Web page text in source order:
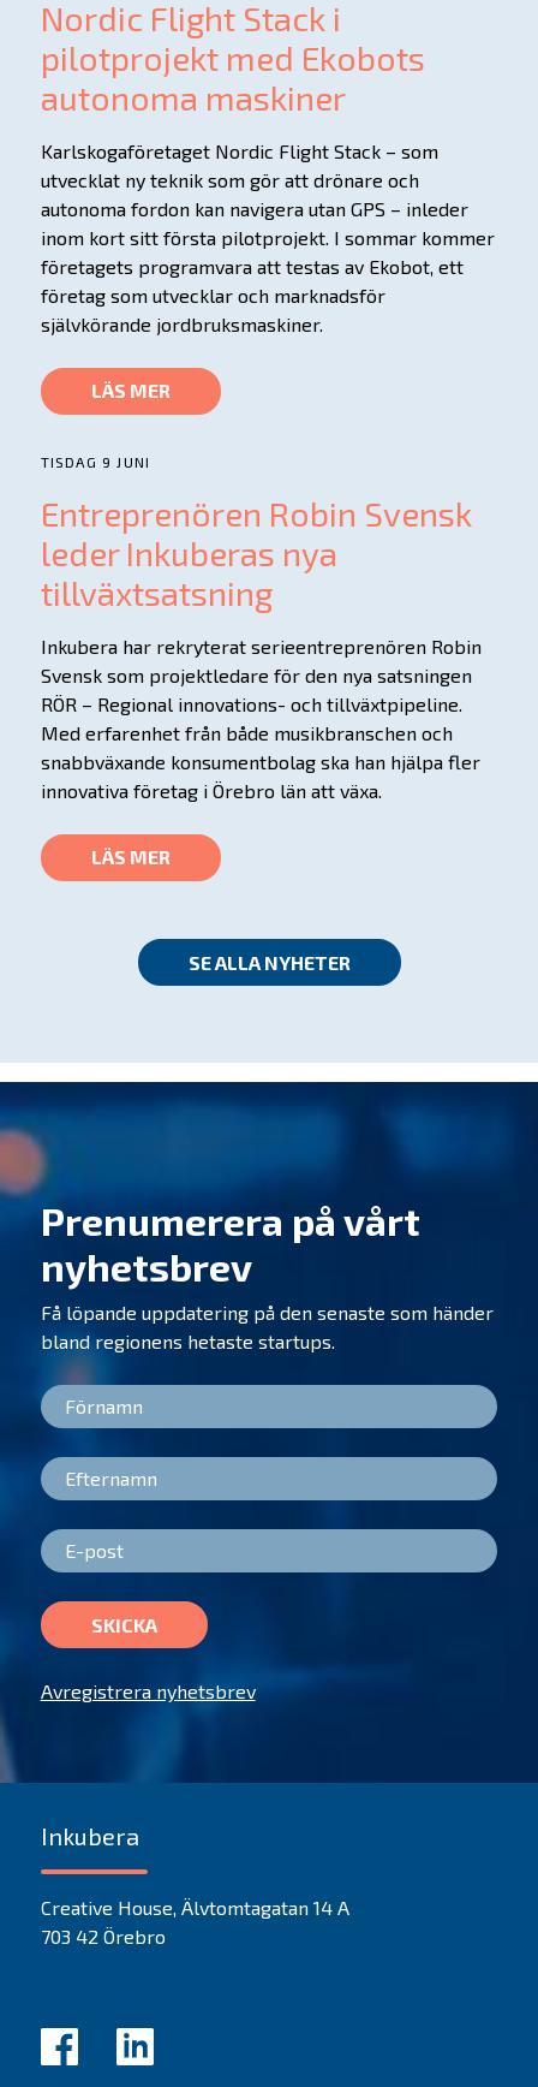
SE ALLA NYHETER
Nordic Flight Stack i
pilotprojekt med Ekobots
autonoma maskiner
Karlskogaföretaget Nordic Flight Stack – som
utvecklat ny teknik som gör att drönare och
autonoma fordon kan navigera utan GPS – inleder
inom kort sitt första pilotprojekt. I sommar kommer
företagets programvara att testas av Ekobot, ett
företag som utvecklar och marknadsför
självkörande jordbruksmaskiner.
LÄS MER
TISDAG 9 JUNI
Entreprenören Robin Svensk
leder Inkuberas nya
tillväxtsatsning
Inkubera har rekryterat serieentreprenören Robin
Svensk som projektledare för den nya satsningen
RÖR – Regional innovations- och tillväxtpipeline.
Med erfarenhet från både musikbranschen och
snabbväxande konsumentbolag ska han hjälpa fler
innovativa företag i Örebro län att växa.
LÄS MER
Prenumerera på vårt
nyhetsbrev
Få löpande uppdatering på den senaste som händer
bland regionens hetaste startups.
SKICKA
Avregistrera nyhetsbrev
Inkubera
Creative House, Älvtomtagatan 14 A
703 42 Örebro